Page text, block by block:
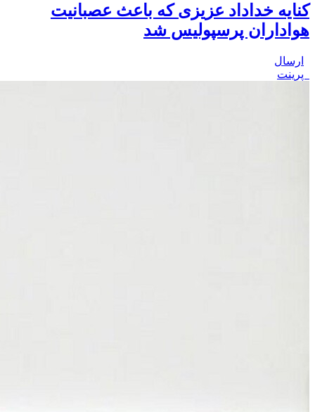
کنایه خداداد عزیزی که باعث عصبانیت
هواداران پرسپولیس شد
ارسال
پرینت